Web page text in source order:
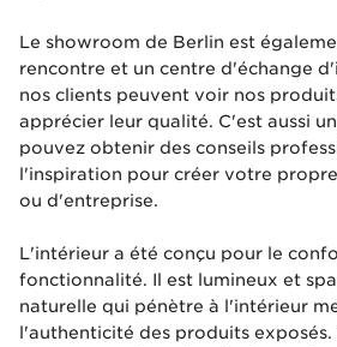
Le showroom de Berlin est
rencontre et un centre d'échange
nos clients peuvent voir nos
apprécier leur qualité. C'est aussi
pouvez obtenir des conseils
l'inspiration pour créer votre
ou d'entreprise.
L'intérieur a été conçu pour le
fonctionnalité. Il est lumineux et
naturelle qui pénètre à l'intérieur
l'authenticité des produits exposés.